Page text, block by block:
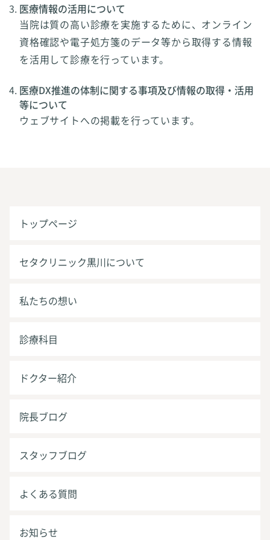
医療情報の活用について
当院は質の高い診療を実施するために、オンライン
資格確認や電子処方箋のデータ等から取得する情報
を活用して診療を行っています。
医療DX推進の体制に関する事項及び情報の取得・活用
等について
ウェブサイトへの掲載を行っています。
トップページ
セタクリニック黒川について
私たちの想い
診療科目
ドクター紹介
院長ブログ
スタッフブログ
よくある質問
お知らせ